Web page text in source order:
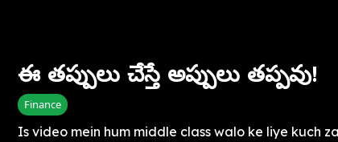
ఈ తప్పులు చేస్తే అప్పులు తప్పవు!
Finance
Is video mein hum middle class walo ke liye kuch